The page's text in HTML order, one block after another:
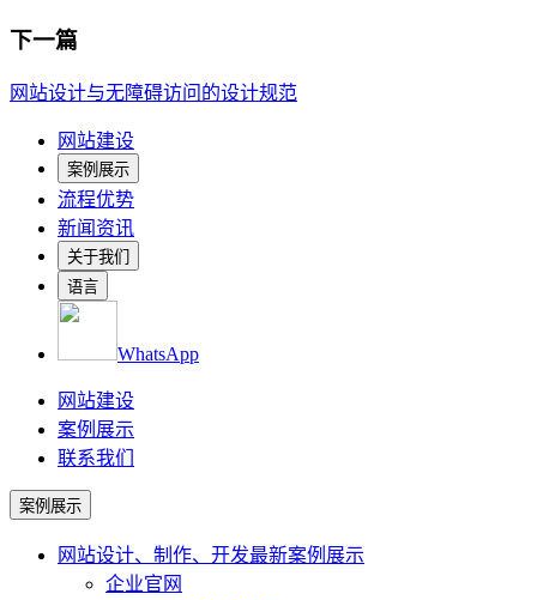
下一篇
网站设计与无障碍访问的设计规范
网站建设
案例展示
流程优势
新闻资讯
关于我们
语言
WhatsApp
网站建设
案例展示
联系我们
案例展示
网站设计、制作、开发最新案例展示
企业官网